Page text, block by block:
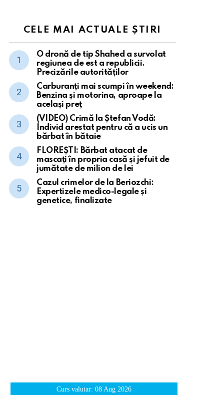
CELE MAI ACTUALE ȘTIRI
O dronă de tip Shahed a survolat
regiunea de est a republicii.
Precizările autorităților
Carburanți mai scumpi în weekend:
Benzina și motorina, aproape la
același preț
(VIDEO) Crimă la Ștefan Vodă:
Individ arestat pentru că a ucis un
bărbat în bătaie
FLOREȘTI: Bărbat atacat de
mascați în propria casă și jefuit de
jumătate de milion de lei
Cazul crimelor de la Beriozchi:
Expertizele medico-legale și
genetice, finalizate
Curs valutar: 08 Aug 2026